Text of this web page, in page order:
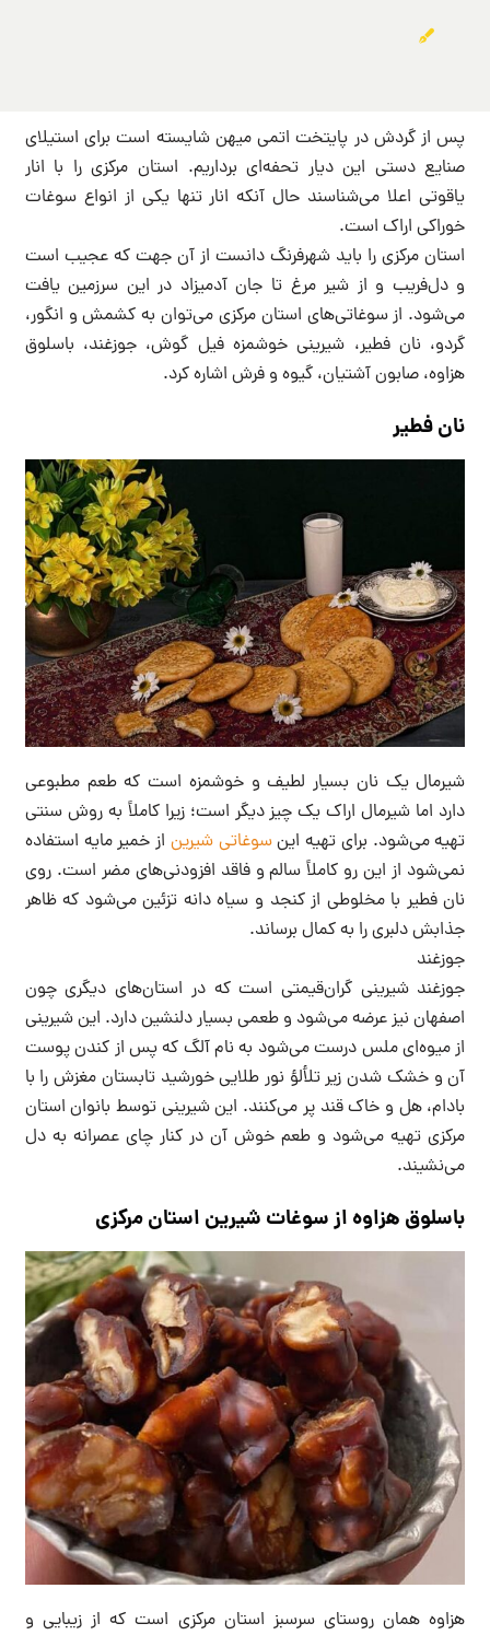
پس از گردش در پایتخت اتمی میهن شایسته است برای استیلای
صنایع دستی این دیار تحفه‌ای برداریم. استان مرکزی را با انار
یاقوتی اعلا می‌شناسند حال آنکه انار تنها یکی از انواع سوغات
خوراکی اراک است.
استان مرکزی را باید شهرفرنگ دانست از آن جهت که عجیب است
و دل‌فریب و از شیر مرغ تا جان آدمیزاد در این سرزمین یافت
می‌شود. از سوغاتی‌های استان مرکزی می‌توان به کشمش و انگور،
گردو، نان فطیر، شیرینی خوشمزه فیل گوش، جوزغند، باسلوق
هزاوه، صابون آشتیان، گیوه و فرش اشاره کرد.
نان فطیر
شیرمال یک نان بسیار لطیف و خوشمزه است که طعم مطبوعی
دارد اما شیرمال اراک یک چیز دیگر است؛ زیرا کاملاً به روش سنتی
تهیه می‌شود. برای تهیه اینسوغاتی شیرین از خمیر مایه استفاده
نمی‌شود از این رو کاملاً سالم و فاقد افزودنی‌های مضر است. روی
نان فطیر با مخلوطی از کنجد و سیاه دانه تزئین می‌شود که ظاهر
جذابش دلبری را به کمال برساند‌.
جوزغند
جوزغند شیرینی گران‌قیمتی است که در استان‌های دیگری چون
اصفهان نیز عرضه می‌شود و طعمی بسیار دلنشین دارد. این شیرینی
از میوه‌ای ملس درست می‌شود به نام آلگ که پس از کندن پوست
آن و خشک شدن زیر تلألؤ نور طلایی خورشید تابستان مغزش را با
بادام، هل و خاک قند پر می‌کنند. این شیرینی توسط بانوان استان
مرکزی تهیه می‌شود و طعم خوش آن در کنار چای عصرانه به دل
می‌نشیند.
باسلوق هزاوه از سوغات شیرین استان مرکزی
هزاوه همان روستای سرسبز استان مرکزی است که از زیبایی و